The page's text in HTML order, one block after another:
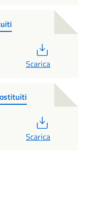
Scarica
Scarica